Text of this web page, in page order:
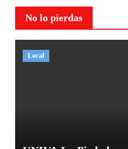
No lo pierdas
Local